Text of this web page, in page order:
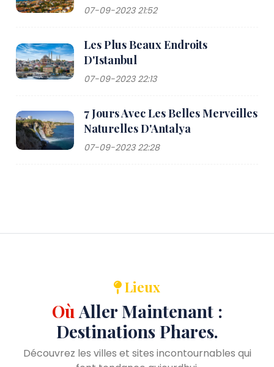
07-09-2023 21:52
Les Plus Beaux Endroits
D'Istanbul
07-09-2023 22:13
7 Jours Avec Les Belles Merveilles
Naturelles D'Antalya
07-09-2023 22:28
Lieux
Où Aller Maintenant :
Destinations Phares.
Découvrez les villes et sites incontournables qui